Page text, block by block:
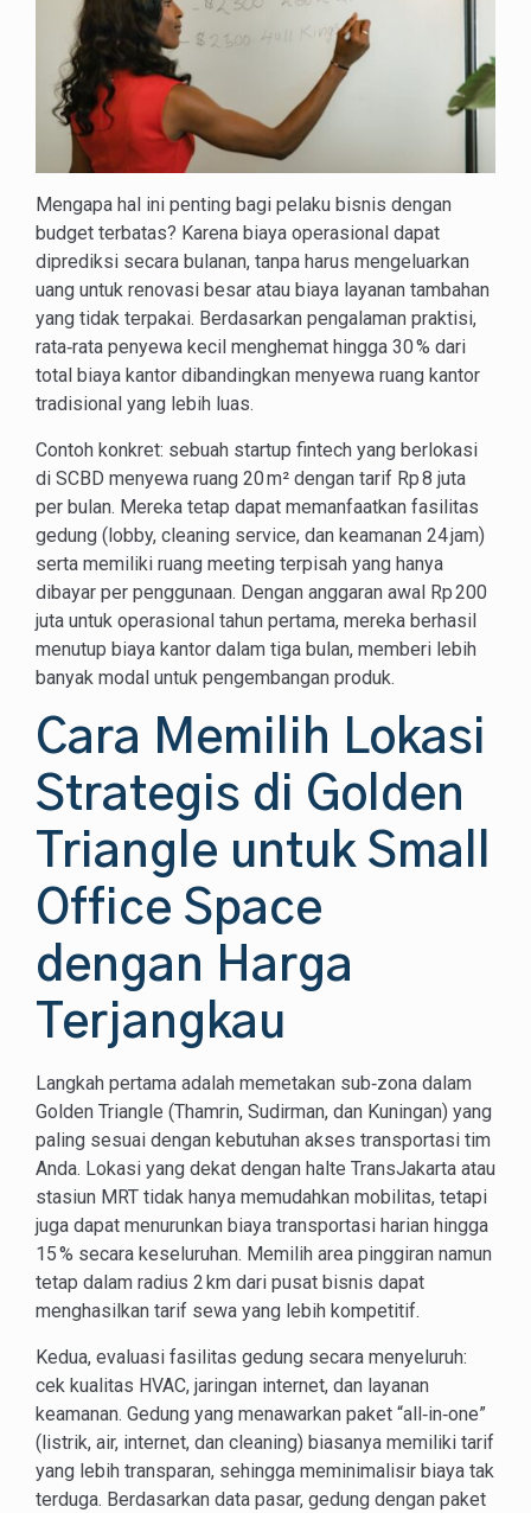
Mengapa hal ini penting bagi pelaku bisnis dengan
budget terbatas? Karena biaya operasional dapat
diprediksi secara bulanan, tanpa harus mengeluarkan
uang untuk renovasi besar atau biaya layanan tambahan
yang tidak terpakai. Berdasarkan pengalaman praktisi,
rata‑rata penyewa kecil menghemat hingga 30 % dari
total biaya kantor dibandingkan menyewa ruang kantor
tradisional yang lebih luas.
Contoh konkret: sebuah startup fintech yang berlokasi
di SCBD menyewa ruang 20 m² dengan tarif Rp 8 juta
per bulan. Mereka tetap dapat memanfaatkan fasilitas
gedung (lobby, cleaning service, dan keamanan 24 jam)
serta memiliki ruang meeting terpisah yang hanya
dibayar per penggunaan. Dengan anggaran awal Rp 200
juta untuk operasional tahun pertama, mereka berhasil
menutup biaya kantor dalam tiga bulan, memberi lebih
banyak modal untuk pengembangan produk.
Cara Memilih Lokasi
Strategis di Golden
Triangle untuk Small
Office Space
dengan Harga
Terjangkau
Langkah pertama adalah memetakan sub‑zona dalam
Golden Triangle (Thamrin, Sudirman, dan Kuningan) yang
paling sesuai dengan kebutuhan akses transportasi tim
Anda. Lokasi yang dekat dengan halte TransJakarta atau
stasiun MRT tidak hanya memudahkan mobilitas, tetapi
juga dapat menurunkan biaya transportasi harian hingga
15 % secara keseluruhan. Memilih area pinggiran namun
tetap dalam radius 2 km dari pusat bisnis dapat
menghasilkan tarif sewa yang lebih kompetitif.
Kedua, evaluasi fasilitas gedung secara menyeluruh:
cek kualitas HVAC, jaringan internet, dan layanan
keamanan. Gedung yang menawarkan paket “all‑in‑one”
(listrik, air, internet, dan cleaning) biasanya memiliki tarif
yang lebih transparan, sehingga meminimalisir biaya tak
terduga. Berdasarkan data pasar, gedung dengan paket